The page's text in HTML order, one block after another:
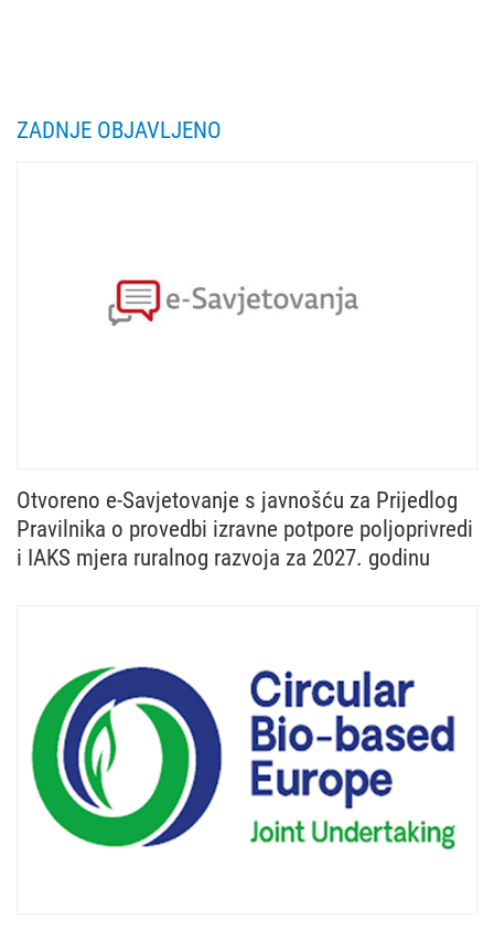
ZADNJE OBJAVLJENO
Otvoreno e-Savjetovanje s javnošću za Prijedlog
Pravilnika o provedbi izravne potpore poljoprivredi
i IAKS mjera ruralnog razvoja za 2027. godinu